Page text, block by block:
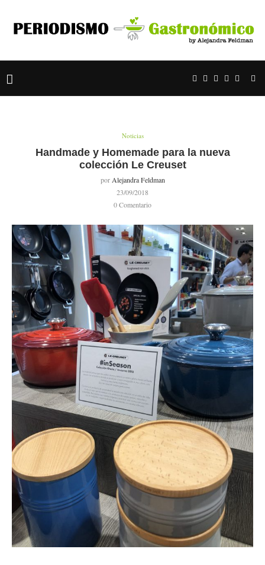
Noticias
Handmade y Homemade para la nueva
colección Le Creuset
por Alejandra Feldman
23/09/2018
0 Comentario